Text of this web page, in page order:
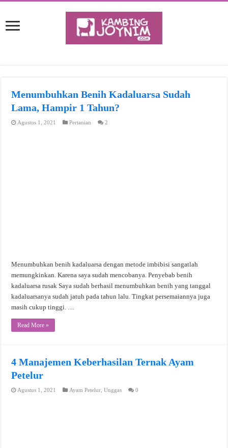
Menumbuhkan Benih Kadaluarsa Sudah
Lama, Hampir 1 Tahun?
Agustus 1, 2021 Pertanian 2
Menumbuhkan benih kadaluarsa dengan metode imbibisi sangatlah
memungkinkan. Karena saya sudah mencobanya. Penyebab benih
kadaluarsa rusak Saya sudah berhasil menumbuhkan benih yang tanggal
kadaluarsanya sudah jatuh pada tahun lalu. Tingkat persemaiannya juga
masih cukup tinggi. …
Read More »
4 Manajemen Keberhasilan Ternak Ayam
Petelur
Agustus 1, 2021 Ayam Petelur ,Unggas 0